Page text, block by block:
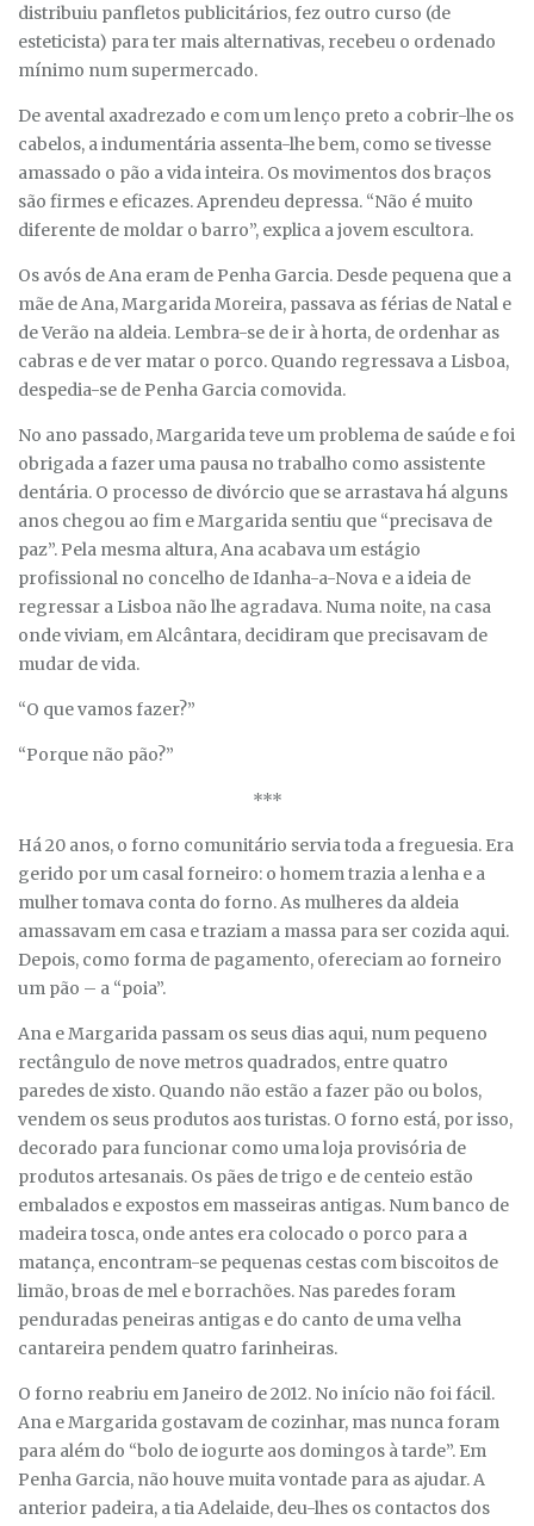
distribuiu panfletos publicitários, fez outro curso (de
esteticista) para ter mais alternativas, recebeu o ordenado
mínimo num supermercado.
De avental axadrezado e com um lenço preto a cobrir-lhe os
cabelos, a indumentária assenta-lhe bem, como se tivesse
amassado o pão a vida inteira. Os movimentos dos braços
são firmes e eficazes. Aprendeu depressa. “Não é muito
diferente de moldar o barro”, explica a jovem escultora.
Os avós de Ana eram de Penha Garcia. Desde pequena que a
mãe de Ana, Margarida Moreira, passava as férias de Natal e
de Verão na aldeia. Lembra-se de ir à horta, de ordenhar as
cabras e de ver matar o porco. Quando regressava a Lisboa,
despedia-se de Penha Garcia comovida.
No ano passado, Margarida teve um problema de saúde e foi
obrigada a fazer uma pausa no trabalho como assistente
dentária. O processo de divórcio que se arrastava há alguns
anos chegou ao fim e Margarida sentiu que “precisava de
paz”. Pela mesma altura, Ana acabava um estágio
profissional no concelho de Idanha-a-Nova e a ideia de
regressar a Lisboa não lhe agradava. Numa noite, na casa
onde viviam, em Alcântara, decidiram que precisavam de
mudar de vida.
“O que vamos fazer?”
“Porque não pão?”
***
Há 20 anos, o forno comunitário servia toda a freguesia. Era
gerido por um casal forneiro: o homem trazia a lenha e a
mulher tomava conta do forno. As mulheres da aldeia
amassavam em casa e traziam a massa para ser cozida aqui.
Depois, como forma de pagamento, ofereciam ao forneiro
um pão – a “poia”.
Ana e Margarida passam os seus dias aqui, num pequeno
rectângulo de nove metros quadrados, entre quatro
paredes de xisto. Quando não estão a fazer pão ou bolos,
vendem os seus produtos aos turistas. O forno está, por isso,
decorado para funcionar como uma loja provisória de
produtos artesanais. Os pães de trigo e de centeio estão
embalados e expostos em masseiras antigas. Num banco de
madeira tosca, onde antes era colocado o porco para a
matança, encontram-se pequenas cestas com biscoitos de
limão, broas de mel e borrachões. Nas paredes foram
penduradas peneiras antigas e do canto de uma velha
cantareira pendem quatro farinheiras.
O forno reabriu em Janeiro de 2012. No início não foi fácil.
Ana e Margarida gostavam de cozinhar, mas nunca foram
para além do “bolo de iogurte aos domingos à tarde”. Em
Penha Garcia, não houve muita vontade para as ajudar. A
anterior padeira, a tia Adelaide, deu-lhes os contactos dos